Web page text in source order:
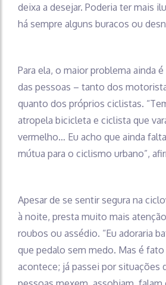
deixa a desejar. Poderia ter mais
há sempre alguns buracos ou
Para ela, o maior problema ainda
das pessoas – tanto dos
quanto dos próprios ciclistas.
atropela bicicleta e ciclista que
vermelho… Eu acho que ainda
mútua para o ciclismo urbano”,
Apesar de se sentir segura na
à noite, presta muito mais
roubos ou assédio. “Eu adoraria
que pedalo sem medo. Mas é
acontece; já passei por situações